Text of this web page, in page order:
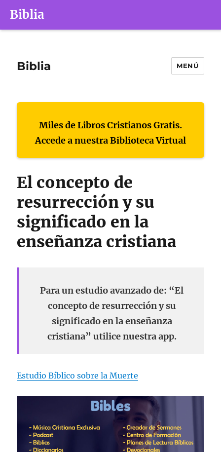
Biblia
Biblia MENÚ
Miles de Libros Cristianos Gratis.
Accede a nuestra Biblioteca Virtual
El concepto de
resurrección y su
significado en la
enseñanza cristiana
Para un estudio avanzado de: “El
concepto de resurrección y su
significado en la enseñanza
cristiana” utilice nuestra app.
Estudio Bíblico sobre la Muerte